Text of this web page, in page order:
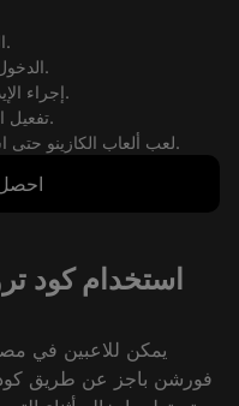
التسجيل بحساب جديد من خلال موقعنا.
الدخول لقسم الكاشير واختيار طريقة الإيداع.
إجراء الإيداع الأول بقيمة لا تقل عن الحد الأدنى.
تفعيل البونص من صفحة الحساب أو الكاشير.
لعب ألعاب الكازينو حتى استيفاء متطلبات المراهنة قبل السحب.
استخدام كود
يمكن للاعبين في
فورشن باجز عن طريق